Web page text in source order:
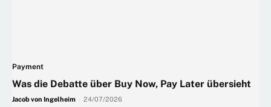
Payment
Was die Debatte über Buy Now, Pay Later übersieht
Jacob von Ingelheim 24/07/2026